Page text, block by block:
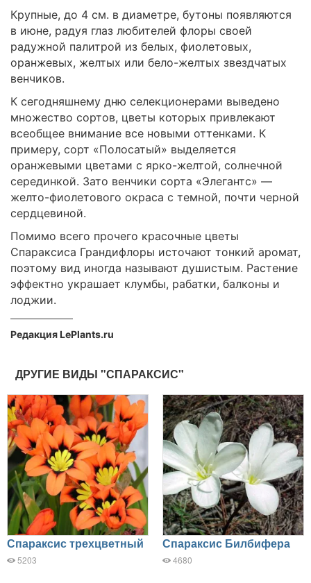
Крупные, до 4 см. в диаметре, бутоны появляются
в июне, радуя глаз любителей флоры своей
радужной палитрой из белых, фиолетовых,
оранжевых, желтых или бело-желтых звездчатых
венчиков.
К сегодняшнему дню селекционерами выведено
множество сортов, цветы которых привлекают
всеобщее внимание все новыми оттенками. К
примеру, сорт «Полосатый» выделяется
оранжевыми цветами с ярко-желтой, солнечной
серединкой. Зато венчики сорта «Элегантс» —
желто-фиолетового окраса с темной, почти черной
сердцевиной.
Помимо всего прочего красочные цветы
Спараксиса Грандифлоры источают тонкий аромат,
поэтому вид иногда называют душистым. Растение
эффектно украшает клумбы, рабатки, балконы и
лоджии.
Редакция LePlants.ru
ДРУГИЕ ВИДЫ "СПАРАКСИС"
Спараксис трехцветный
5203
Спараксис Билбифера
4680